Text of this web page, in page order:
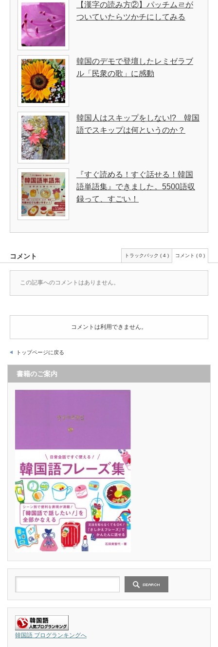
【漢字の読み方②】パッチムㄹが
ついていたらツかチにしてみる
韓国のデモで登壇したレミゼラブ
ル「民衆の歌」に感動
韓国人はスキップをしない!? 韓国
語でスキップは何というのか？
『すぐ読める！すぐ話せる！韓国
語単語集』できました。5500語収
録って、すごい！
コメント トラックバック ( 4 ) コメント ( 0 )
この記事へのコメントはありません。
コメントは利用できません。
トップページに戻る
書籍のご案内
韓国語 ブログランキングへ